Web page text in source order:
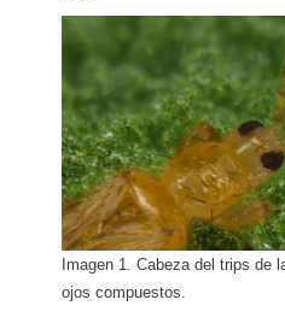
Imagen 1. Cabeza del trips de
ojos compuestos.